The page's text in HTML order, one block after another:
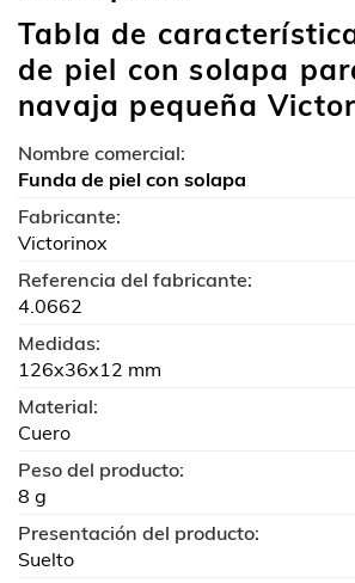
Tabla de
de piel con solapa
navaja pequeña
Nombre comercial:
Funda de piel con solapa
Fabricante:
Victorinox
Referencia del fabricante:
4.0662
Medidas:
126x36x12 mm
Material:
Cuero
Peso del producto:
8 g
Presentación del producto:
Suelto